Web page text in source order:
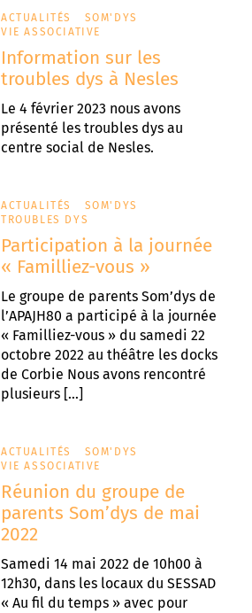
ACTUALITÉS
SOM'DYS
VIE ASSOCIATIVE
Information sur les
troubles dys à Nesles
Le 4 février 2023 nous avons
présenté les troubles dys au
centre social de Nesles.
ACTUALITÉS
SOM'DYS
TROUBLES DYS
Participation à la journée
« Familliez-vous »
Le groupe de parents Som’dys de
l’APAJH80 a participé à la journée
« Familliez-vous » du samedi 22
octobre 2022 au théâtre les docks
de Corbie Nous avons rencontré
plusieurs […]
ACTUALITÉS
SOM'DYS
VIE ASSOCIATIVE
Réunion du groupe de
parents Som’dys de mai
2022
Samedi 14 mai 2022 de 10h00 à
12h30, dans les locaux du SESSAD
« Au fil du temps » avec pour